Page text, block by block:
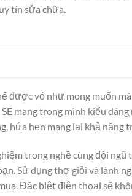
tín sửa chữa.
được vỏ như mong muốn
mang trong mình kiểu
hứa hẹn mang lại khả
trong nghề cùng đội
Sử dụng thợ giỏi và lành
Đặc biệt điện thoại sẽ